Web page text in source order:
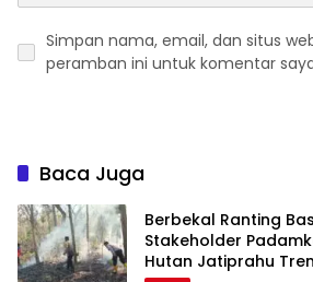
Simpan nama, email, dan situs
peramban ini untuk komentar
Baca Juga
Berbekal Ranting
Stakeholder
Hutan Jatiprahu